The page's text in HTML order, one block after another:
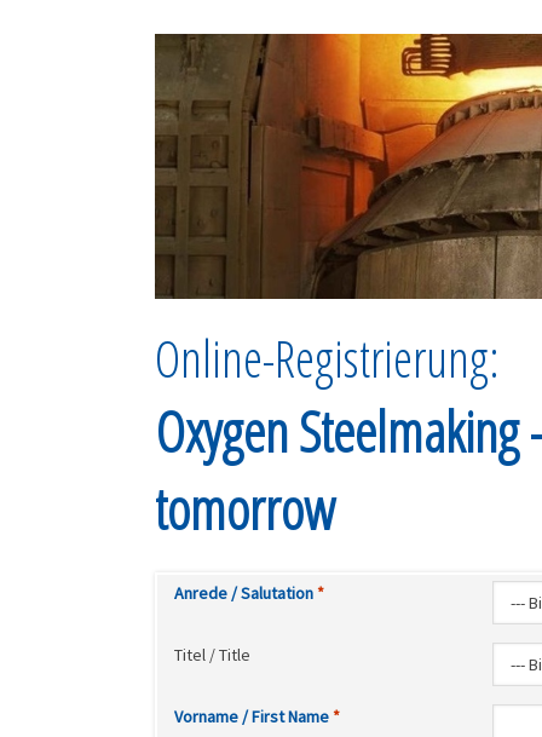
Online-Registrierung:
Oxygen
tomorrow
Anrede / Salutation
Titel / Title
Vorname / First Name